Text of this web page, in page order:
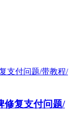
修复支付问题/